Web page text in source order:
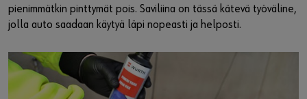
pienimmätkin pinttymät pois. Saviliina on tässä kätevä työväline,
jolla auto saadaan käytyä läpi nopeasti ja helposti.